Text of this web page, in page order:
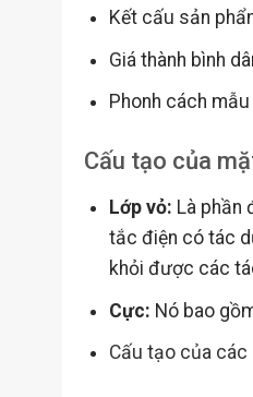
Kết cấu sản
Giá thành bình
Phonh cách
Cấu tạo của
Lớp vỏ: Là phần
tắc điện có tác
khỏi được các
Cực: Nó bao
Cấu tạo của